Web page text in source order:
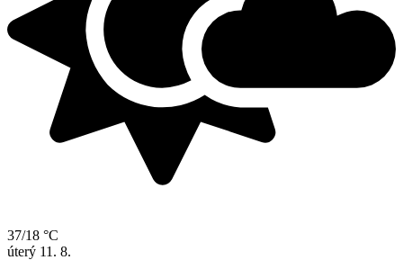
37/18 °C
úterý 11. 8.